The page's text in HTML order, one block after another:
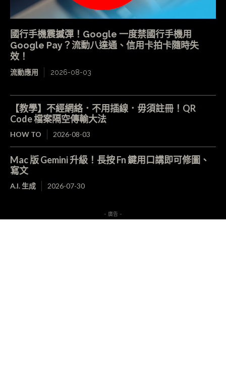
國行手機震撼彈！Google 一度禁國行手機用
Google Pay？流動八達通、信用卡拍卡隨時失
效！
流動應用 2026-08-03
【教學】不經網絡．不用插線．毋須註冊！QR
Code 檔案隔空傳輸大法
HOW TO 2026-08-03
Mac 版 Gemini 升級！長按 Fn 鍵用口講即可修圖、
寫文
A.I. 生成 2026-07-30
- 廣告 -